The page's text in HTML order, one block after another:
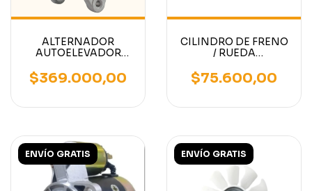
ALTERNADOR
AUTOELEVADOR
MITSUBISHI -
CATERPILLAR - HELI -
$369.000,00
CILINDRO DE FRENO
/ RUEDA
CATERPILLAR P5000
1 PULGADA 1/8
$75.600,00
ENVÍO GRATIS ENVÍO GRATIS